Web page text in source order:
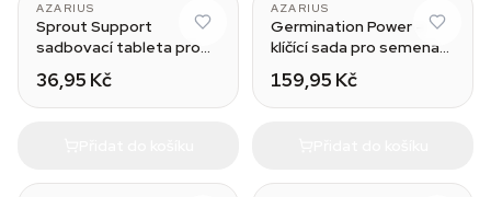
AZARIUS
Sprout Support
sadbovací tableta pro
36,95 Kč
AZARIUS
Germination Power –
klíčící sada pro semena
159,95 Kč